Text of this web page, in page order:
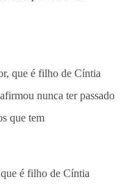
é filho de Cíntia